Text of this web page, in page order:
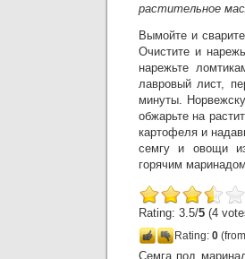
растительное
Вымойте и
Очистите и
нарежьте
лавровый лист,
минуты.
обжарьте на
картофеля и
семгу и овощи
горячим
Rating: 3.5/5 (4
Rating: 0
Семга под